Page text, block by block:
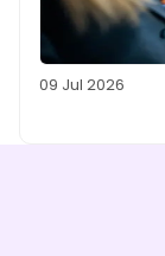
09 Jul 2026